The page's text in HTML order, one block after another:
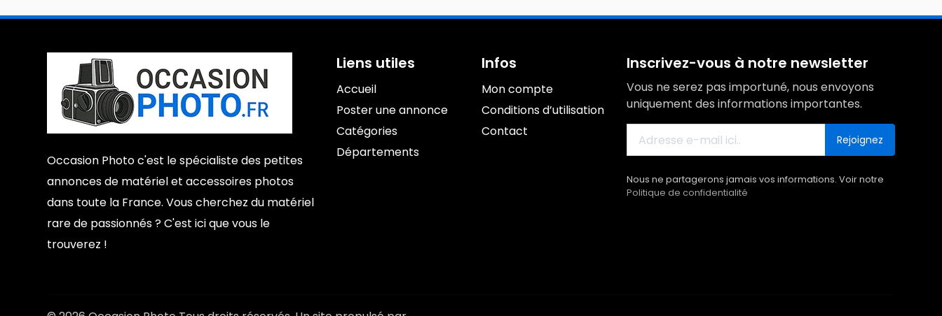
Occasion Photo c'est le spécialiste des petites
annonces de matériel et accessoires photos
dans toute la France. Vous cherchez du matériel
rare de passionnés ? C'est ici que vous le
trouverez !
Liens utiles
Accueil
Poster une annonce
Catégories
Départements
Infos
Mon compte
Conditions d’utilisation
Contact
Inscrivez-vous à notre newsletter
Vous ne serez pas importuné, nous envoyons
uniquement des informations importantes.
Rejoignez
Nous ne partagerons jamais vos informations. Voir notre
Politique de confidentialité